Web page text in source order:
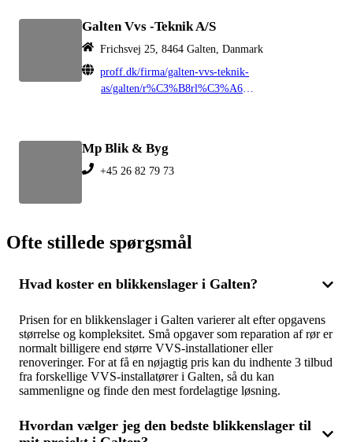
Galten Vvs -Teknik A/S
Frichsvej 25, 8464 Galten, Danmark
proff.dk/firma/galten-vvs-teknik-
as/galten/r%C3%B8rl%C3%A6ggertjenester/GW0J3TI07RG
Mp Blik & Byg
+45 26 82 79 73
Ofte stillede spørgsmål
Hvad koster en blikkenslager i Galten?
Prisen for en blikkenslager i Galten varierer alt efter opgavens
størrelse og kompleksitet. Små opgaver som reparation af rør er
normalt billigere end større VVS-installationer eller
renoveringer. For at få en nøjagtig pris kan du indhente 3 tilbud
fra forskellige VVS-installatører i Galten, så du kan
sammenligne og finde den mest fordelagtige løsning.
Hvordan vælger jeg den bedste blikkenslager til